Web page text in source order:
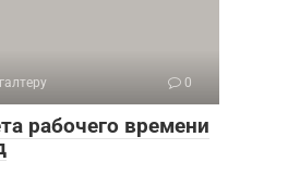
0
рабочего времени